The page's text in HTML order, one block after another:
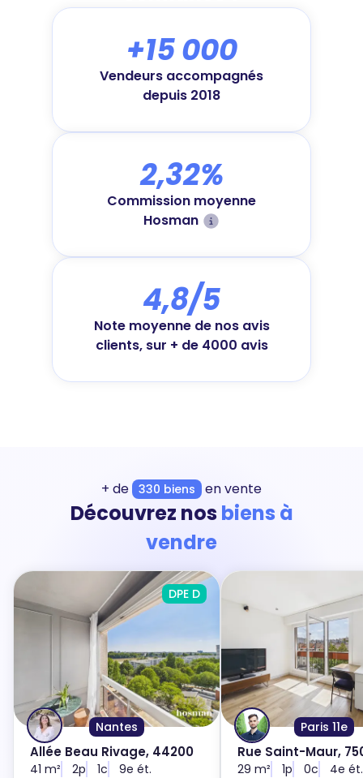
+15 000
Vendeurs accompagnés
depuis 2018
2,32%
Commission moyenne
Hosman
4,8/5
Note moyenne de nos avis
clients, sur + de 4000 avis
+ de 330 biens en vente
Découvrez nosbiens à
vendre
Nantes
DPE D
Allée Beau Rivage, 44200
41 m² 2p 1c 9e ét.
Paris 11e
Rue Saint-Maur,
29 m² 1p 0c 4e ét.